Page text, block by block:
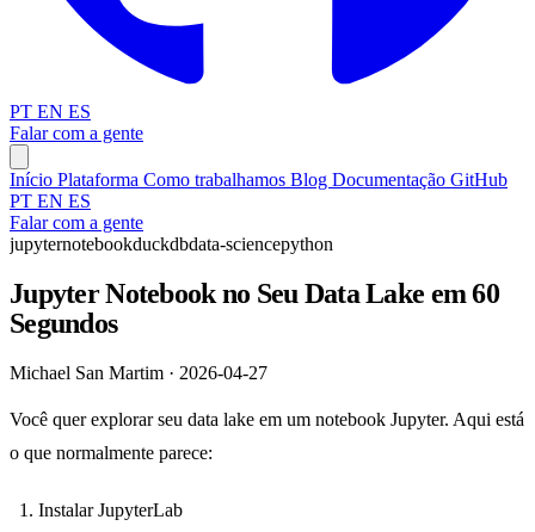
PT EN ES
Falar com a gente
Início Plataforma Como trabalhamos Blog Documentação GitHub
PT EN ES
Falar com a gente
jupyternotebookduckdbdata-sciencepython
Jupyter Notebook no Seu Data Lake em 60
Segundos
Michael San Martim · 2026-04-27
Você quer explorar seu data lake em um notebook Jupyter. Aqui está
o que normalmente parece:
Instalar JupyterLab